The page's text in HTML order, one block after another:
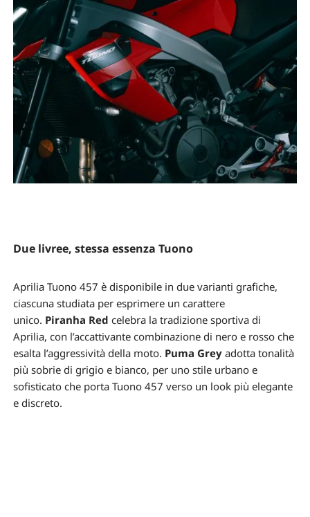
Due livree, stessa essenza Tuono
Aprilia Tuono 457 è disponibile in due varianti grafiche,
ciascuna studiata per esprimere un carattere
unico. Piranha Red celebra la tradizione sportiva di
Aprilia, con l’accattivante combinazione di nero e rosso che
esalta l’aggressività della moto. Puma Greyadotta tonalità
più sobrie di grigio e bianco, per uno stile urbano e
sofisticato che porta Tuono 457 verso un look più elegante
e discreto.